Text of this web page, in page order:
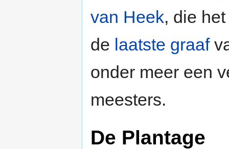
van Heek, die
de laatste graaf
onder meer een
meesters.
De Plantage